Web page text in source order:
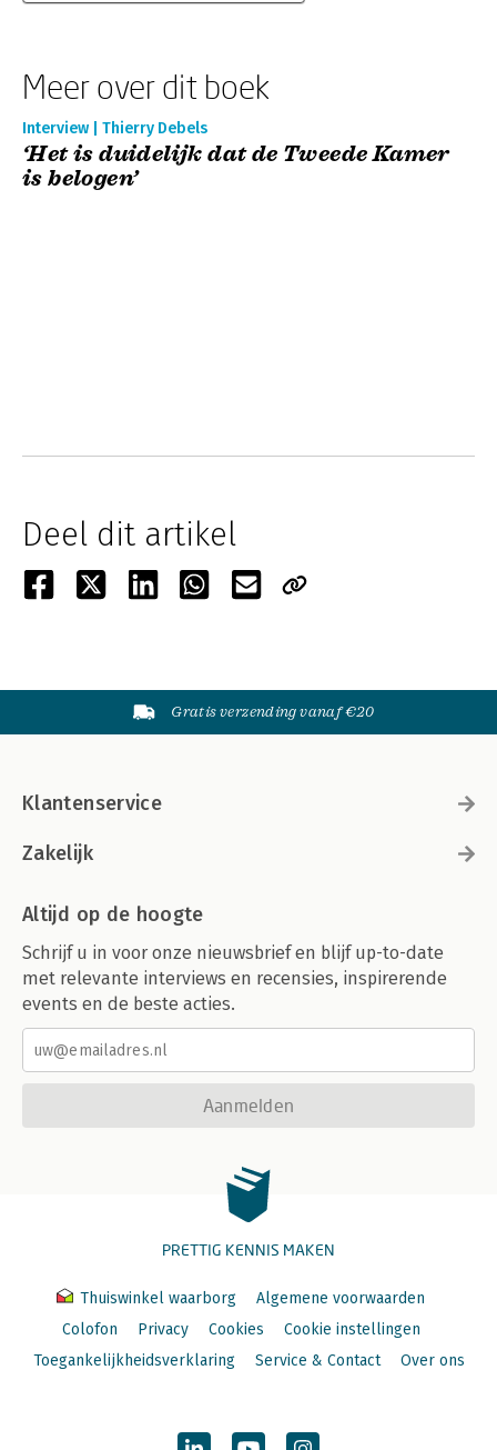
Meer over dit boek
Interview | Thierry Debels
‘Het is duidelijk dat de Tweede Kamer
is belogen’
Deel dit artikel
Gratis verzending vanaf €20
Klantenservice
Zakelijk
Altijd op de hoogte
Schrijf u in voor onze nieuwsbrief en blijf up-to-date
met relevante interviews en recensies, inspirerende
events en de beste acties.
Aanmelden
PRETTIG KENNIS MAKEN
Thuiswinkel waarborg
Algemene voorwaarden
Colofon
Privacy Cookies
Cookie instellingen
Toegankelijkheidsverklaring
Service & Contact Over ons